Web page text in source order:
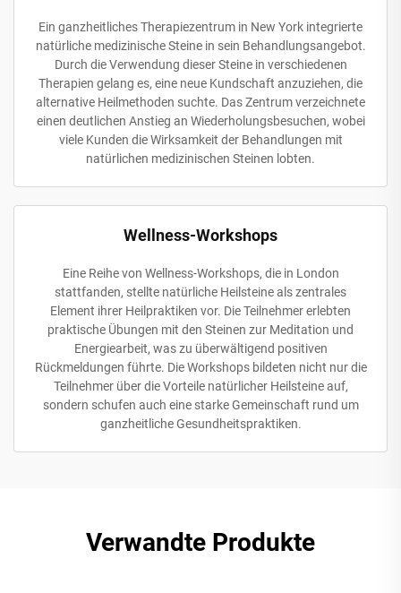
Ein ganzheitliches Therapiezentrum in New York integrierte
natürliche medizinische Steine in sein Behandlungsangebot.
Durch die Verwendung dieser Steine in verschiedenen
Therapien gelang es, eine neue Kundschaft anzuziehen, die
alternative Heilmethoden suchte. Das Zentrum verzeichnete
einen deutlichen Anstieg an Wiederholungsbesuchen, wobei
viele Kunden die Wirksamkeit der Behandlungen mit
natürlichen medizinischen Steinen lobten.
Wellness-Workshops
Eine Reihe von Wellness-Workshops, die in London
stattfanden, stellte natürliche Heilsteine als zentrales
Element ihrer Heilpraktiken vor. Die Teilnehmer erlebten
praktische Übungen mit den Steinen zur Meditation und
Energiearbeit, was zu überwältigend positiven
Rückmeldungen führte. Die Workshops bildeten nicht nur die
Teilnehmer über die Vorteile natürlicher Heilsteine auf,
sondern schufen auch eine starke Gemeinschaft rund um
ganzheitliche Gesundheitspraktiken.
Verwandte Produkte